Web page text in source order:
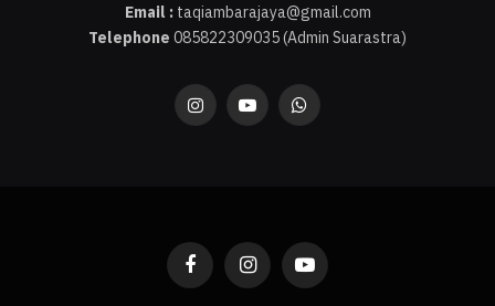
Email :taqiambarajaya@gmail.com
Telephone 085822309035 (Admin Suarastra)
InstagramYouTubeWhatsApp
FacebookInstagramYouTube